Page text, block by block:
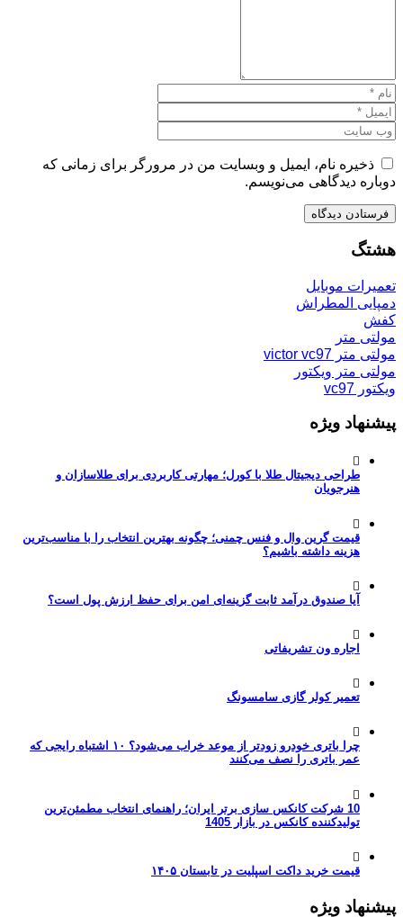
ذخیره نام، ایمیل و وبسایت من در مرورگر برای زمانی که
دوباره دیدگاهی می‌نویسم.
هشتگ
تعمیرات موبایل
دمپایی المطراش
کفش
مولتی متر
مولتی متر victor vc97
مولتی متر ویکتور
ویکتور vc97
پیشنهاد ویژه
طراحی دیجیتال طلا با کورل؛ مهارتی کاربردی برای طلاسازان و
هنرجویان
قیمت گرین وال و فنس چمنی؛ چگونه بهترین انتخاب را با مناسب‌ترین
هزینه داشته باشیم؟
آیا صندوق درآمد ثابت گزینه‌ای امن برای حفظ ارزش پول است؟
اجاره ون تشریفاتی
تعمیر کولر گازی سامسونگ
چرا باتری خودرو زودتر از موعد خراب می‌شود؟ ۱۰ اشتباه رایجی که
عمر باتری را نصف می‌کنند
10 شرکت کانکس سازی برتر ایران؛ راهنمای انتخاب مطمئن‌ترین
تولیدکننده کانکس در بازار 1405
قیمت خرید داکت اسپلیت در تابستان ۱۴۰۵
پیشنهاد ویژه